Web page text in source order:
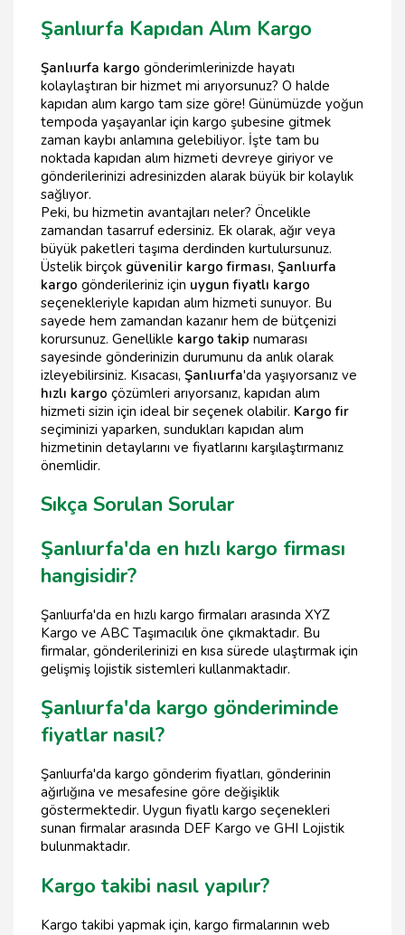
Şanlıurfa Kapıdan Alım Kargo
Şanlıurfa kargo gönderimlerinizde hayatı
kolaylaştıran bir hizmet mi arıyorsunuz? O halde
kapıdan alım kargo tam size göre! Günümüzde yoğun
tempoda yaşayanlar için kargo şubesine gitmek
zaman kaybı anlamına gelebiliyor. İşte tam bu
noktada kapıdan alım hizmeti devreye giriyor ve
gönderilerinizi adresinizden alarak büyük bir kolaylık
sağlıyor.
Peki, bu hizmetin avantajları neler? Öncelikle
zamandan tasarruf edersiniz. Ek olarak, ağır veya
büyük paketleri taşıma derdinden kurtulursunuz.
Üstelik birçok güvenilir kargo firması, Şanlıurfa
kargo gönderileriniz için uygun fiyatlı kargo
seçenekleriyle kapıdan alım hizmeti sunuyor. Bu
sayede hem zamandan kazanır hem de bütçenizi
korursunuz. Genellikle kargo takip numarası
sayesinde gönderinizin durumunu da anlık olarak
izleyebilirsiniz. Kısacası, Şanlıurfa'da yaşıyorsanız ve
hızlı kargo çözümleri arıyorsanız, kapıdan alım
hizmeti sizin için ideal bir seçenek olabilir. Kargo fir
seçiminizi yaparken, sundukları kapıdan alım
hizmetinin detaylarını ve fiyatlarını karşılaştırmanız
önemlidir.
Sıkça Sorulan Sorular
Şanlıurfa'da en hızlı kargo firması
hangisidir?
Şanlıurfa'da en hızlı kargo firmaları arasında XYZ
Kargo ve ABC Taşımacılık öne çıkmaktadır. Bu
firmalar, gönderilerinizi en kısa sürede ulaştırmak için
gelişmiş lojistik sistemleri kullanmaktadır.
Şanlıurfa'da kargo gönderiminde
fiyatlar nasıl?
Şanlıurfa'da kargo gönderim fiyatları, gönderinin
ağırlığına ve mesafesine göre değişiklik
göstermektedir. Uygun fiyatlı kargo seçenekleri
sunan firmalar arasında DEF Kargo ve GHI Lojistik
bulunmaktadır.
Kargo takibi nasıl yapılır?
Kargo takibi yapmak için, kargo firmalarının web